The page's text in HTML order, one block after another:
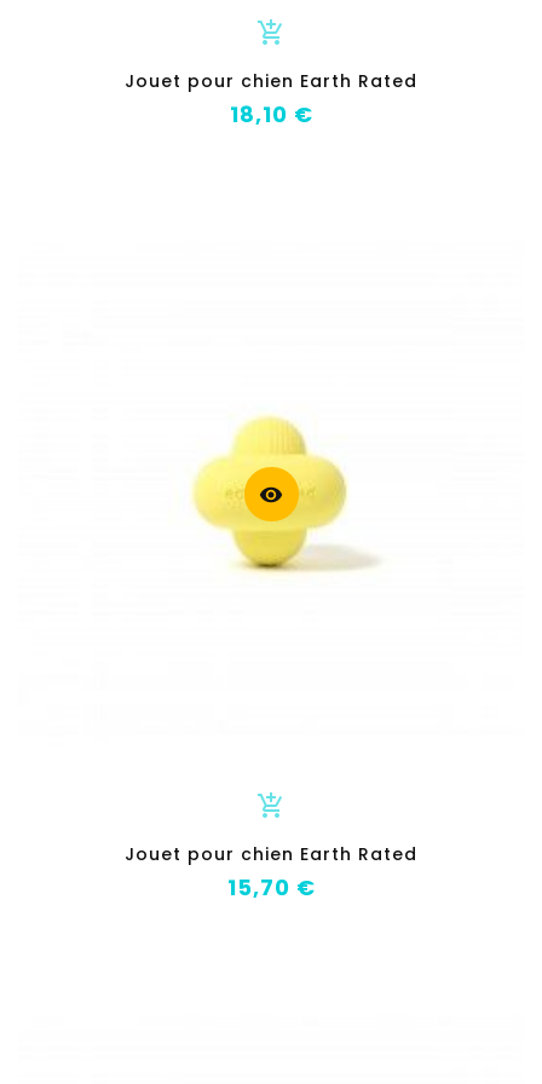
add_shopping_cart
Jouet pour chien Earth Rated
Prix
18,10 €
visibility
add_shopping_cart
Jouet pour chien Earth Rated
Prix
15,70 €